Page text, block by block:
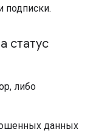
подписки.
статус
либо
данных